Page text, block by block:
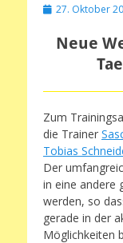
Veröffentlicht
27. Oktober
Neue
Zum
die Trainer
Tobias
Der
in eine andere
werden, so
gerade in der
Möglichkeiten